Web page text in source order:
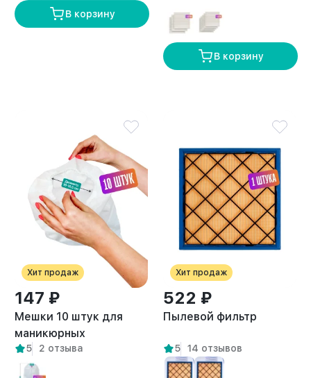
В корзину
В корзину
Хит продаж
147 ₽
Мешки 10 штук для
маникюрных
пылесосов
универсальные
5 2 отзыва
Хит продаж
522 ₽
Пылевой фильтр
5 14 отзывов